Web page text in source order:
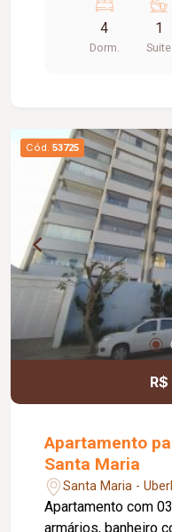
armário, são 04
armário e sacada )
deles com
região próximo a
fácil acesso as avenidas
aprox. 810,66
de mudança aprox.
4
Dorm.
1
Suite
Cód. 53725
Apartamento
Santa Maria
Santa Maria -
Apartamento com
armários, banheiro